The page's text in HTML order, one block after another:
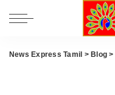
News Express Tamil > Blog >